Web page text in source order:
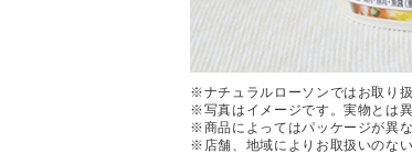
※ナチュラルローソンではお取り扱
※写真はイメージです。実物とは
※商品によってはパッケージが異
※店舗、地域によりお取扱いのない